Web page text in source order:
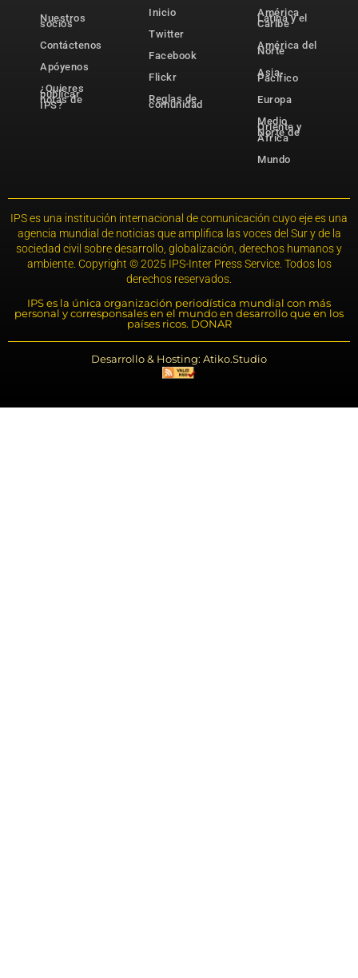
Nuestros
socios
Contáctenos
Apóyenos
¿Quieres
publicar
notas de
IPS?
Inicio
Twitter
Facebook
Flickr
Reglas de
comunidad
América
Latina y el
Caribe
América del
Norte
Asia-
Pacífico
Europa
Medio
Oriente y
Norte de
África
Mundo
IPS es una institución internacional de comunicación cuyo eje es una
agencia mundial de noticias que amplifica las voces del Sur y de la
sociedad civil sobre desarrollo, globalización, derechos humanos y
ambiente. Copyright © 2025 IPS-Inter Press Service. Todos los
derechos reservados.
IPS es la única organización periodística mundial con más
personal y corresponsales en el mundo en desarrollo que en los
países ricos. DONAR
Desarrollo & Hosting: Atiko.Studio